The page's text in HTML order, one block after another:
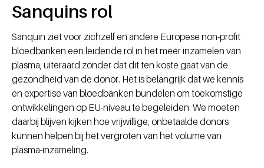
Sanquins rol
Sanquin ziet voor zichzelf en andere Europese non-profit
bloedbanken een leidende rol in het méér inzamelen van
plasma, uiteraard zonder dat dit ten koste gaat van de
gezondheid van de donor. Het is belangrijk dat we kennis
en expertise van bloedbanken bundelen om toekomstige
ontwikkelingen op EU-niveau te begeleiden. We moeten
daarbij blijven kijken hoe vrijwillige, onbetaalde donors
kunnen helpen bij het vergroten van het volume van
plasma-inzameling.